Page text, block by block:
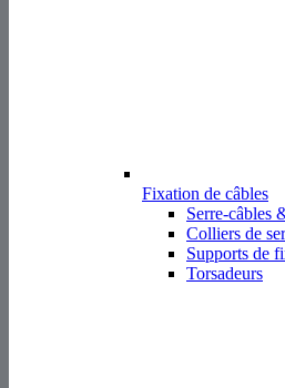
Fixation de câbles
Serre-câbles
Colliers de
Supports de
Torsadeurs